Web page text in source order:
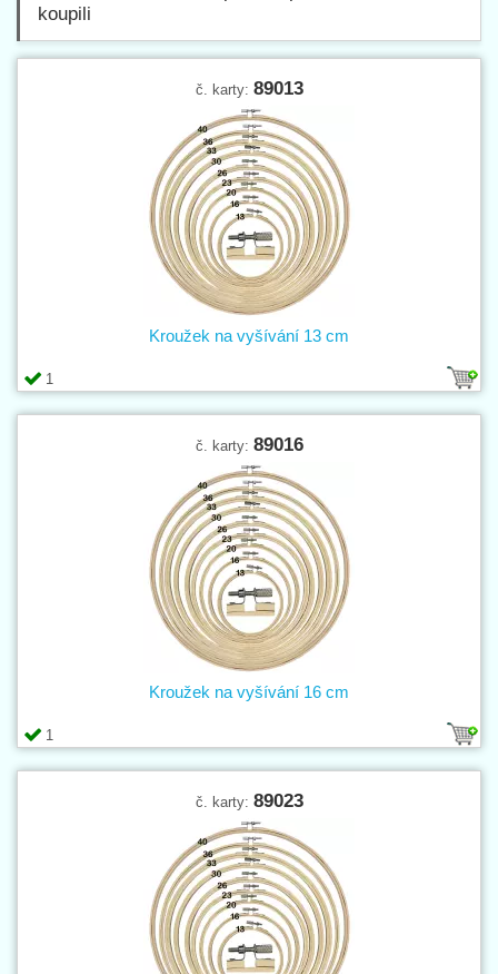
koupili
č. karty: 89013
1
Kroužek na vyšívání 13 cm
č. karty: 89016
1
Kroužek na vyšívání 16 cm
č. karty: 89023